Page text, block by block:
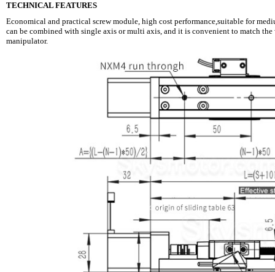
TECHNICAL FEATURES
Economical and practical screw module, high cost performance,suitable for
can be combined with single axis or multi axis, and it is convenient to match
manipulator.